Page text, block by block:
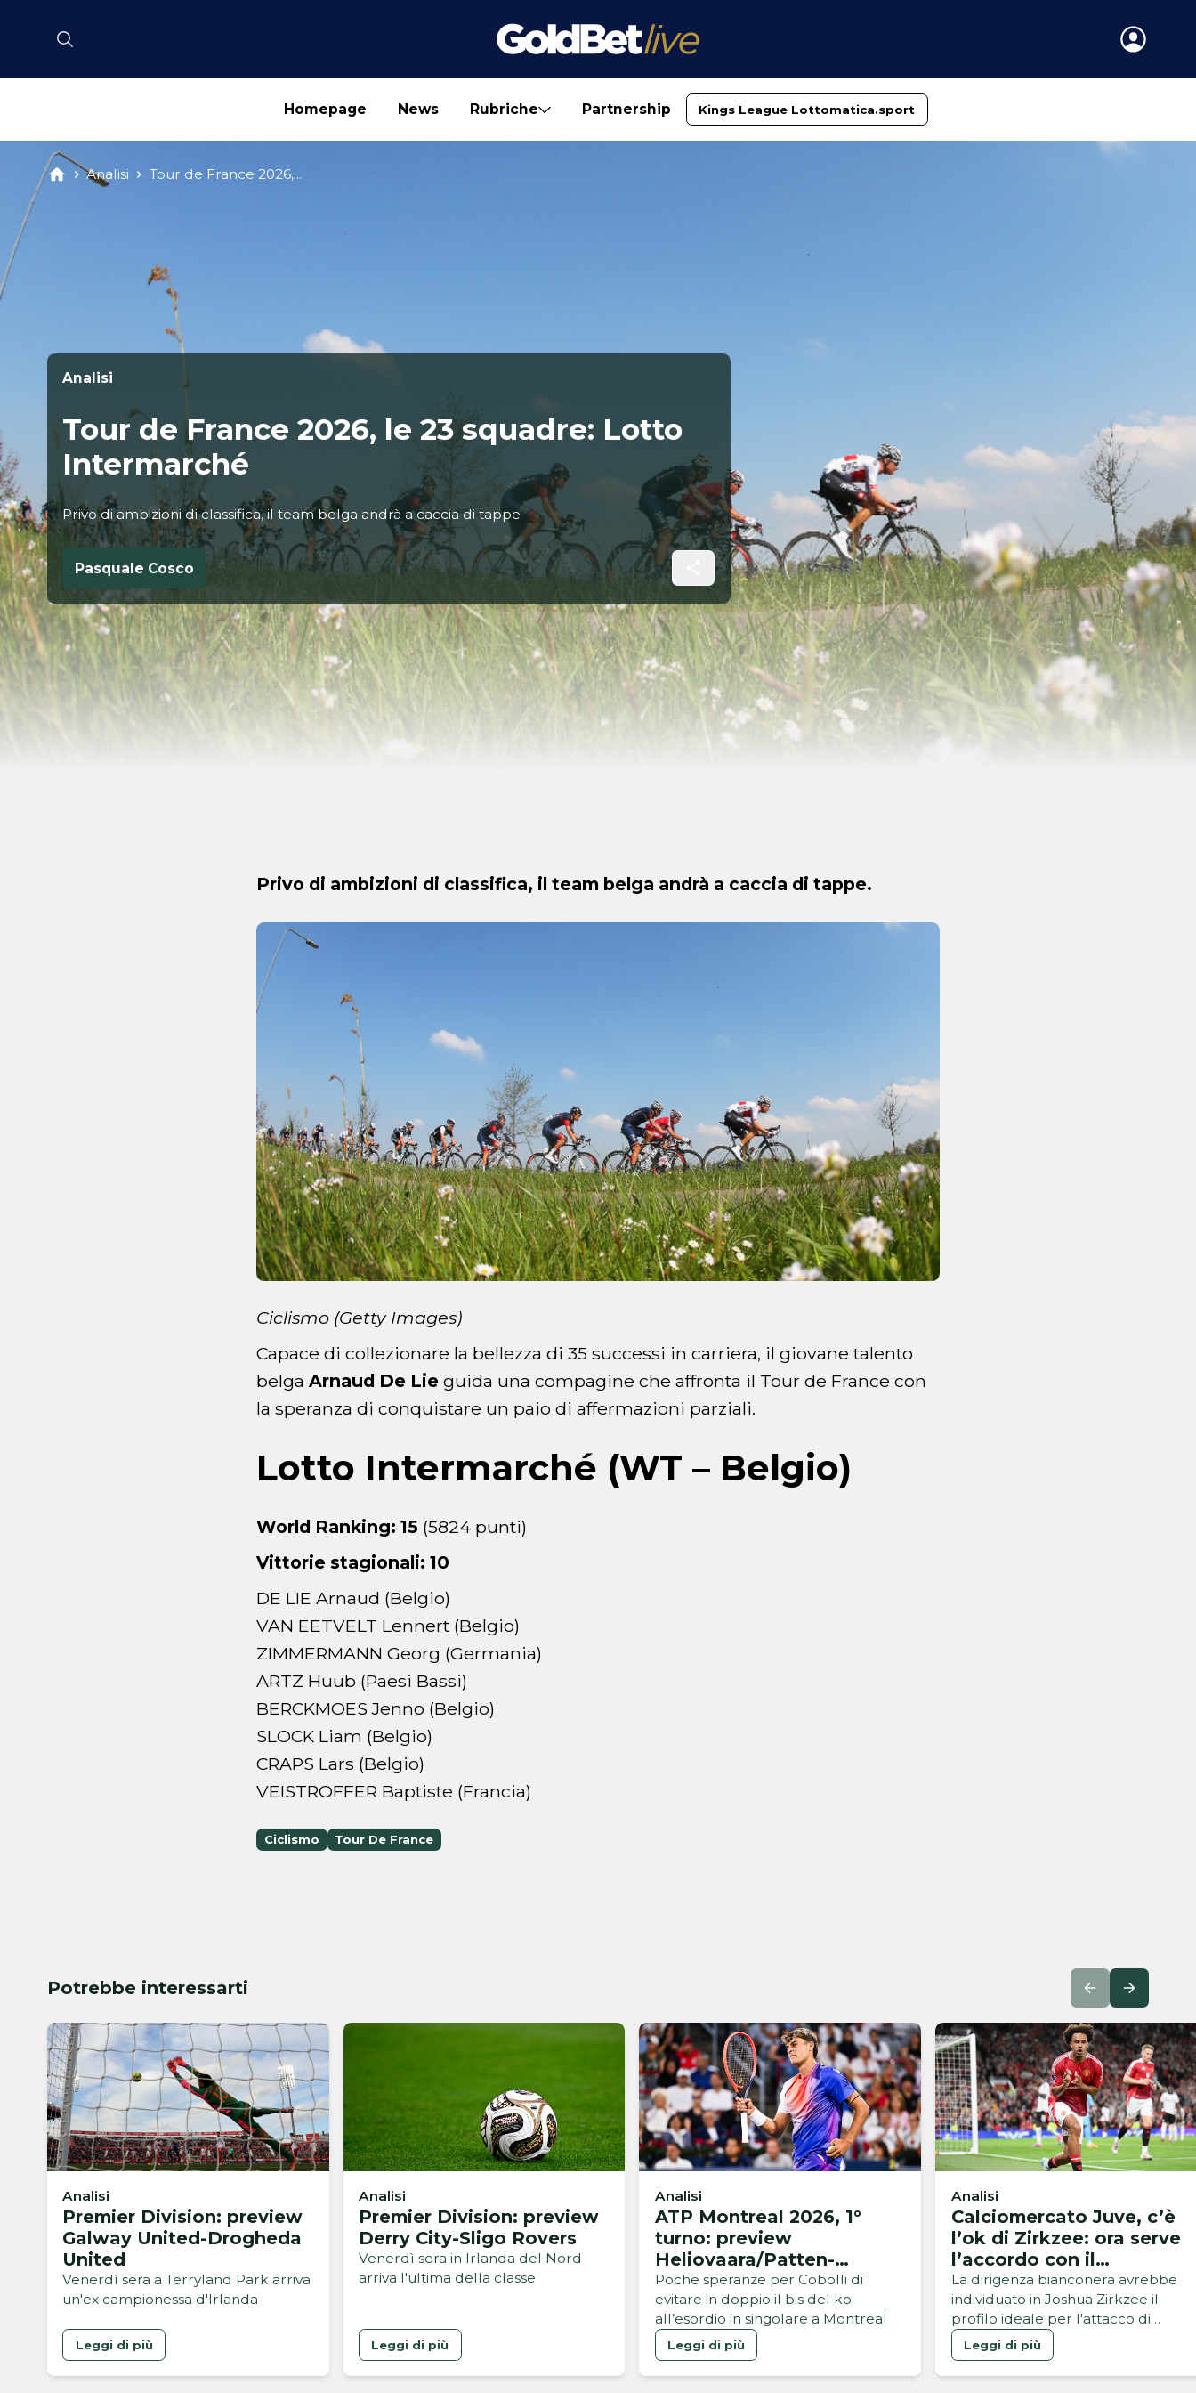
Homepage News Rubriche Partnership Kings League Lottomatica.sport
Analisi Tour de France 2026,...
Analisi
Tour de France 2026, le 23 squadre: Lotto
Intermarché
Privo di ambizioni di classifica, il team belga andrà a caccia di tappe
Pasquale Cosco
Privo di ambizioni di classifica, il team belga andrà a caccia di tappe.
Ciclismo (Getty Images)
Capace di collezionare la bellezza di 35 successi in carriera, il giovane talento
belga Arnaud De Lie guida una compagine che affronta il Tour de France con
la speranza di conquistare un paio di affermazioni parziali.
Lotto Intermarché (WT – Belgio)
World Ranking: 15 (5824 punti)
Vittorie stagionali: 10
DE LIE Arnaud (Belgio)
VAN EETVELT Lennert (Belgio)
ZIMMERMANN Georg (Germania)
ARTZ Huub (Paesi Bassi)
BERCKMOES Jenno (Belgio)
SLOCK Liam (Belgio)
CRAPS Lars (Belgio)
VEISTROFFER Baptiste (Francia)
Ciclismo Tour De France
Potrebbe interessarti
Analisi
Premier Division: preview
Galway United-Drogheda
United
Venerdì sera a Terryland Park arriva
un'ex campionessa d'Irlanda
Leggi di più
Analisi
Premier Division: preview
Derry City-Sligo Rovers
Venerdì sera in Irlanda del Nord
arriva l'ultima della classe
Leggi di più
Analisi
ATP Montreal 2026, 1°
turno: preview
Heliovaara/Patten-
Buse/Cobolli
Poche speranze per Cobolli di
evitare in doppio il bis del ko
all’esordio in singolare a Montreal
Leggi di più
Analisi
Calciomercato Juve, c’è
l’ok di Zirkzee: ora serve
l’accordo con il
Manchester United
La dirigenza bianconera avrebbe
individuato in Joshua Zirkzee il
profilo ideale per l'attacco di
Spalletti
Leggi di più